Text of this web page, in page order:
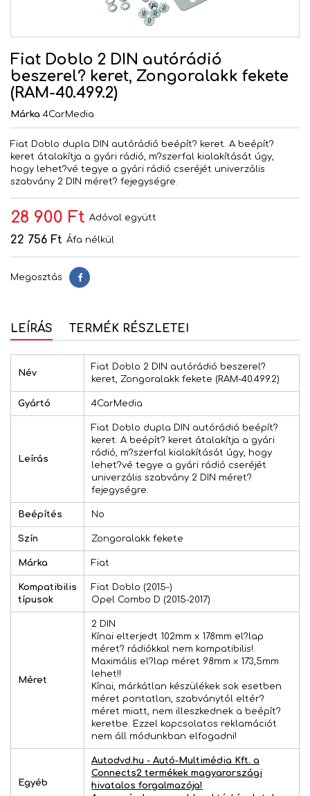
Fiat Doblo 2 DIN autórádió
beszerel? keret, Zongoralakk fekete
(RAM-40.499.2)
Márka 4CarMedia
Fiat Doblo dupla DIN autórádió beépít? keret. A beépít?
keret átalakítja a gyári rádió, m?szerfal kialakítását úgy,
hogy lehet?vé tegye a gyári rádió cseréjét univerzális
szabvány 2 DIN méret? fejegységre.
28 900 Ft Adóval együtt
22 756 Ft Áfa nélkül
Megosztás Megosztás
LEÍRÁS TERMÉK RÉSZLETEI
Név
Fiat Doblo 2 DIN autórádió beszerel?
keret, Zongoralakk fekete (RAM-40.499.2)
Gyártó 4CarMedia
Leírás
Fiat Doblo dupla DIN autórádió beépít?
keret. A beépít? keret átalakítja a gyári
rádió, m?szerfal kialakítását úgy, hogy
lehet?vé tegye a gyári rádió cseréjét
univerzális szabvány 2 DIN méret?
fejegységre.
Beépítés No
Szín Zongoralakk fekete
Márka Fiat
Kompatibilis
típusok
Fiat Doblo (2015-)
Opel Combo D (2015-2017)
Méret
2 DIN
Kínai elterjedt 102mm x 178mm el?lap
méret? rádiókkal nem kompatibilis!
Maximális el?lap méret 98mm x 173,5mm
lehet!!
Kínai, márkátlan készülékek sok esetben
méret pontatlan, szabványtól eltér?
méret miatt, nem illeszkednek a beépít?
keretbe. Ezzel kapcsolatos reklamációt
nem áll módunkban elfogadni!
Egyéb
Autodvd.hu - Autó-Multimédia Kft. a
Connects2 termékek magyarországi
hivatalos forgalmazója!